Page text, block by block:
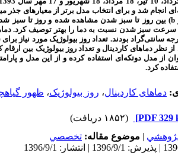
انجام شد و برای انتخاب مدل برتر از معیارهای جذر
b) بین روز تا سبز شدن مشاهده شده و روز تا سبز
سرعت سبز شدن نسبت به دما را بهتر توصیف کرد.
از نظر دماهای کاردینال و تعداد روز بیولوژیک
از مدل دوتکه‌ای استفاده کرده و از این مدل و
کرد.
دماهای کاردینال، روز بیولوژیک، ظهور
(۱۸۵۲ دریافت)
| موضوع مقاله: تخصصي